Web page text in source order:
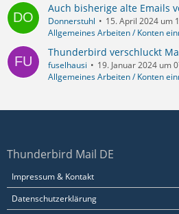
Auch bisherige alte Emails
Donnerstuhl
15. April 2024 um
Allgemeines Arbeiten / Konten
Thunderbird verschluckt
fuselhausi
19. Januar 2024 um
Allgemeines Arbeiten / Konten
Thunderbird Mail DE
Impressum & Kontakt
Datenschutzerklärung